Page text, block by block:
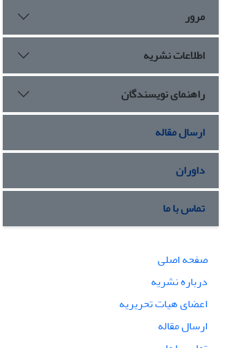
مرور
اطلاعات نشریه
راهنمای نویسندگان
ارسال مقاله
داوران
تماس با ما
صفحه اصلی
درباره نشریه
اعضای هیات تحریریه
ارسال مقاله